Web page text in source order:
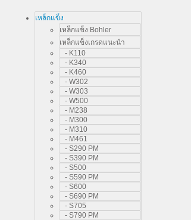
เหล็กแข็ง
เหล็กแข็ง Bohler
เหล็กแข็งเกรดแนะนำ
- K110
- K340
- K460
- W302
- W303
- W500
- M238
- M300
- M310
- M461
- S290 PM
- S390 PM
- S500
- S590 PM
- S600
- S690 PM
- S705
- S790 PM